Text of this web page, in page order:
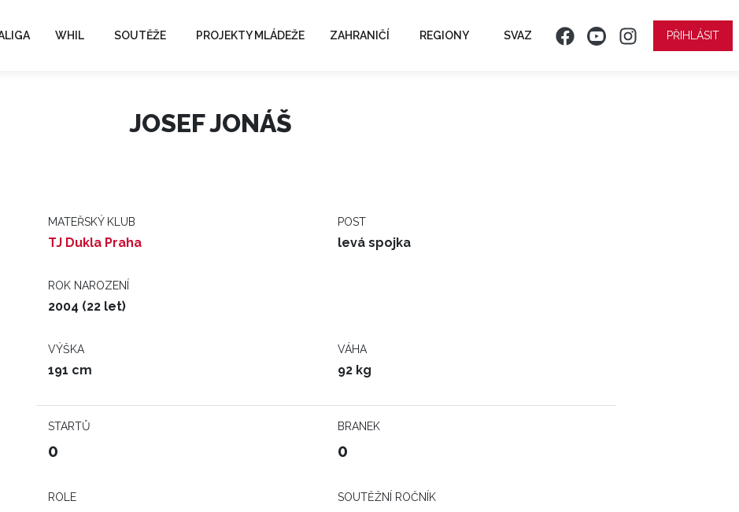
WHIL SOUTĚŽE PROJEKTY MLÁDEŽE ZAHRANIČÍ REGIONY SVAZ PŘIHLÁSIT
JOSEF JONÁŠ
MATEŘSKÝ KLUB
TJ Dukla Praha
POST
levá spojka
ROK NAROZENÍ
2004 (22 let)
VÝŠKA
191 cm
VÁHA
92 kg
STARTŮ
0
BRANEK
0
ROLE SOUTĚŽNÍ ROČNÍK